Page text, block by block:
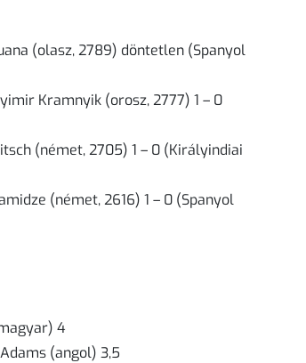
(olasz, 2789) döntetlen (Spanyol
Kramnyik (orosz, 2777) 1 – 0
(német, 2705) 1 – 0 (Királyindiai
(német, 2616) 1 – 0 (Spanyol
4
(angol) 3,5